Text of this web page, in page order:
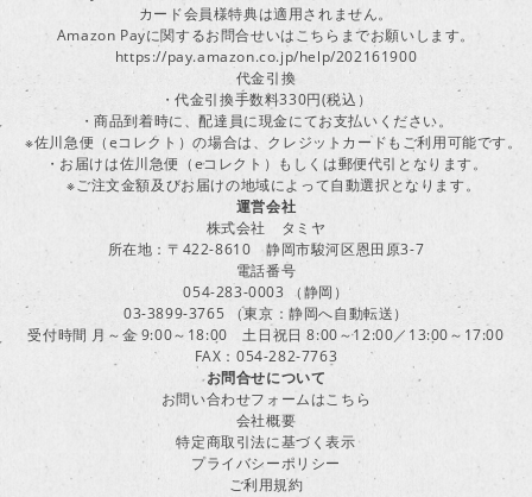
カード会員様特典は適用されません。
Amazon Payに関するお問合せいはこちらまでお願いします。
https://pay.amazon.co.jp/help/202161900
代金引換
・代金引換手数料330円(税込）
・商品到着時に、配達員に現金にてお支払いください。
※佐川急便（eコレクト）の場合は、クレジットカードもご利用可能です。
・お届けは佐川急便（eコレクト）もしくは郵便代引となります。
※ご注文金額及びお届けの地域によって自動選択となります。
運営会社
株式会社 タミヤ
所在地：〒422-8610 静岡市駿河区恩田原3-7
電話番号
054-283-0003 （静岡）
03-3899-3765 （東京：静岡へ自動転送）
受付時間 月～金 9:00～18:00 土日祝日 8:00～12:00／13:00～17:00
FAX：054-282-7763
お問合せについて
お問い合わせフォームはこちら
会社概要
特定商取引法に基づく表示
プライバシーポリシー
ご利用規約